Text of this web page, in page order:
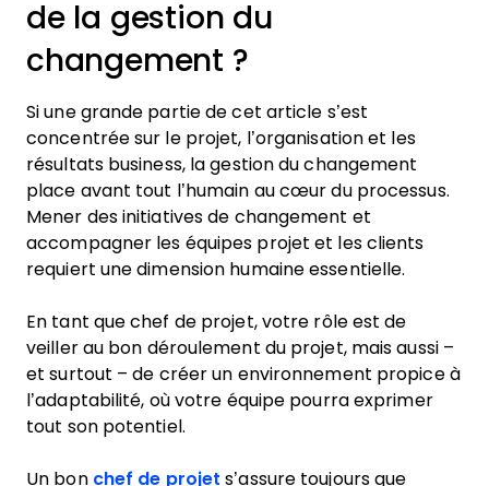
de la gestion du
changement ?
Si une grande partie de cet article s’est
concentrée sur le projet, l’organisation et les
résultats business, la gestion du changement
place avant tout l’humain au cœur du processus.
Mener des initiatives de changement et
accompagner les équipes projet et les clients
requiert une dimension humaine essentielle.
En tant que chef de projet, votre rôle est de
veiller au bon déroulement du projet, mais aussi –
et surtout – de créer un environnement propice à
l’adaptabilité, où votre équipe pourra exprimer
tout son potentiel.
Un bon chef de projet s’assure toujours que